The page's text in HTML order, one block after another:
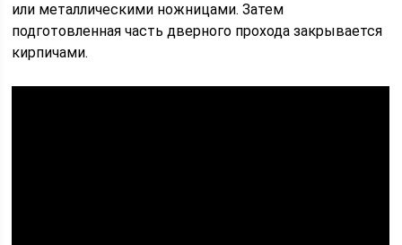
или металлическими ножницами. Затем
подготовленная часть дверного прохода закрывается
кирпичами.